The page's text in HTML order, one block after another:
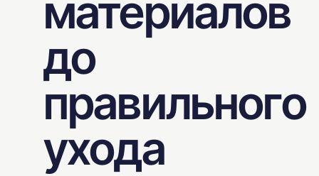
материалов
до
правильного
ухода